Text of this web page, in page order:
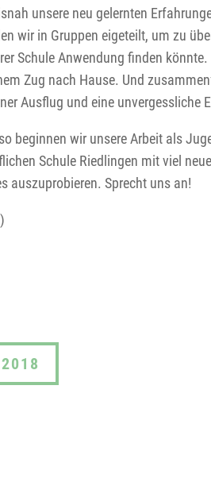
unsere neu gelernten
wir in Gruppen eigeteilt, um zu
Schule Anwendung finden
Zug nach Hause. Und
Ausflug und eine unvergessliche
beginnen wir unsere Arbeit als
Schule Riedlingen mit viel
auszuprobieren. Sprecht uns an!